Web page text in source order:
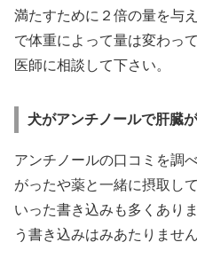
満たすために２倍の量を与
で体重によって量は変わっ
医師に相談して下さい。
犬がアンチノールで肝臓
アンチノールの口コミを調
がったや薬と一緒に摂取し
いった書き込みも多くあり
う書き込みはみあたりませ